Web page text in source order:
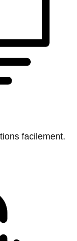
facilement.